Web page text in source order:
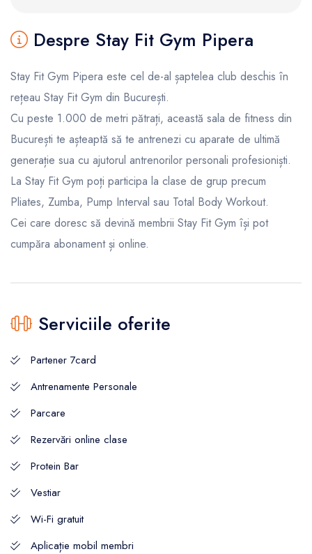
Despre Stay Fit Gym Pipera
Stay Fit Gym Pipera este cel de-al șaptelea club deschis în
rețeau Stay Fit Gym din București.
Cu peste 1.000 de metri pătrați, această sala de fitness din
București te așteaptă să te antrenezi cu aparate de ultimă
generație sua cu ajutorul antrenorilor personali profesioniști.
La Stay Fit Gym poți participa la clase de grup precum
Pliates, Zumba, Pump Interval sau Total Body Workout.
Cei care doresc să devină membrii Stay Fit Gym își pot
cumpăra abonament și online.
Serviciile oferite
Partener 7card
Antrenamente Personale
Parcare
Rezervări online clase
Protein Bar
Vestiar
Wi-Fi gratuit
Aplicație mobil membri